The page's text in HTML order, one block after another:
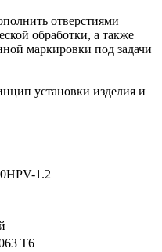
отверстиями
обработки, а также
маркировки под задачи
установки изделия и
1.2
Т6